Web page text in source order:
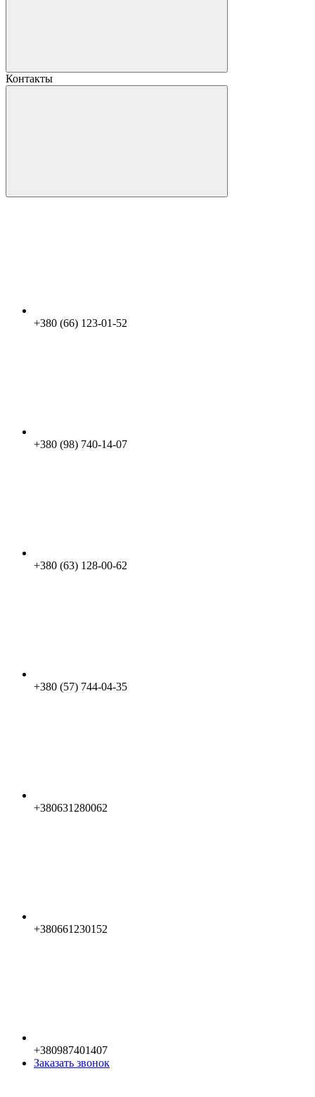
Контакты
+380 (66) 123-01-52
+380 (98) 740-14-07
+380 (63) 128-00-62
+380 (57) 744-04-35
+380631280062
+380661230152
+380987401407
Заказать звонок